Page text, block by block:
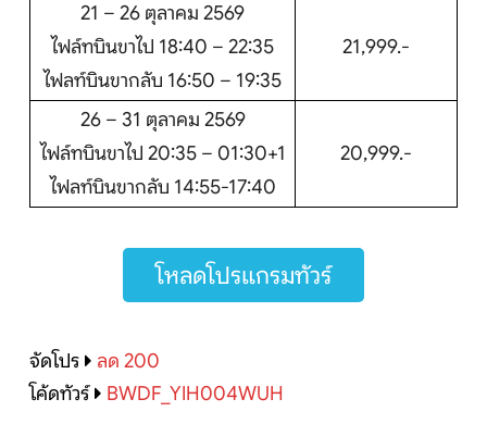
21 – 26 ตุลาคม 2569
ไฟล์ทบินขาไป 18:40 – 22:35
ไฟลท์บินขากลับ 16:50 – 19:35
21,999.-
26 – 31 ตุลาคม 2569
ไฟล์ทบินขาไป 20:35 – 01:30+1
ไฟลท์บินขากลับ 14:55-17:40
20,999.-
โหลดโปรแกรมทัวร์
จัดโปร
ลด 200
โค้ดทัวร์
BWDF_YIH004WUH